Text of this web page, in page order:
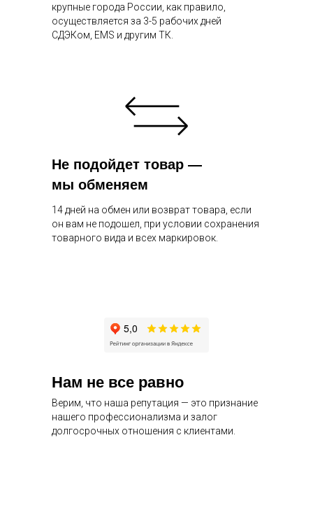
крупные города России, как правило,
осуществляется за 3-5 рабочих дней
СДЭКом, EMS и другим ТК.
Верим, что наша репутация — это признание
нашего профессионализма и залог
долгосрочных отношения с клиентами.
14 дней на обмен или возврат товара, если
он вам не подошел, при условии сохранения
товарного вида и всех маркировок.
Не подойдет товар —
мы обменяем
Нам не все равно